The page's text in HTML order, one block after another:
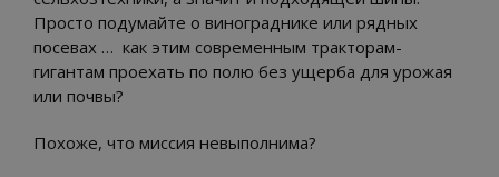
Просто подумайте о винограднике или рядных
посевах … как этим современным тракторам-
гигантам проехать по полю без ущерба для урожая
или почвы?
Похоже, что миссия невыполнима?